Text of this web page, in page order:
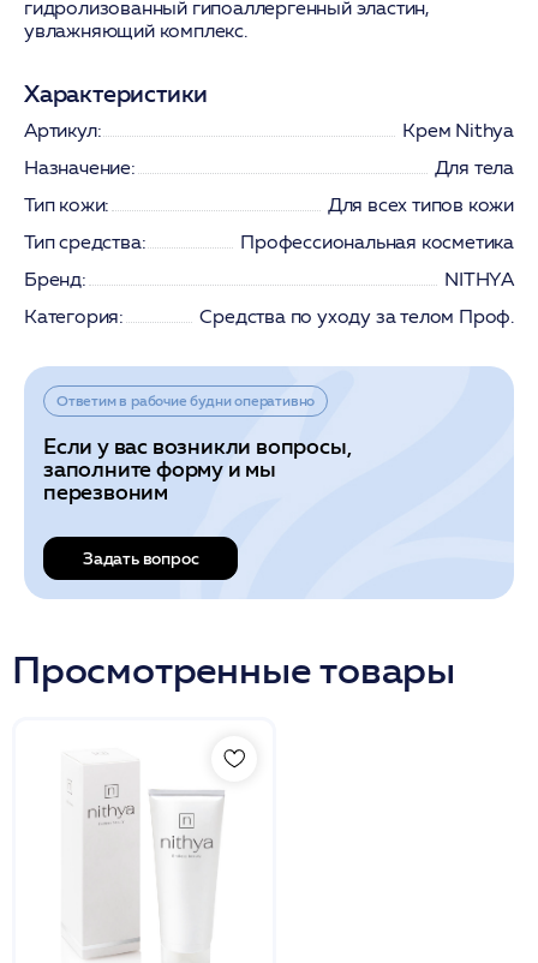
гидролизованный гипоаллергенный эластин,
увлажняющий комплекс.
Характеристики
Артикул:
Крем Nithya
Назначение:
Для тела
Тип кожи:
Для всех типов кожи
Тип средства:
Профессиональная косметика
Бренд:
NITHYA
Категория:
Средства по уходу за телом Проф.
Ответим в рабочие будни оперативно
Если у вас возникли вопросы,
заполните форму и мы
перезвоним
Задать вопрос
Просмотренные товары